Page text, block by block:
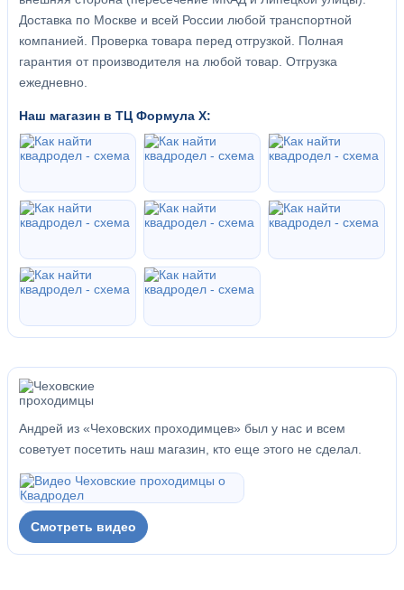
Доставка по Москве и всей России любой транспортной
компанией. Проверка товара перед отгрузкой. Полная
гарантия от производителя на любой товар. Отгрузка
ежедневно.
Наш магазин в ТЦ Формула Х:
Андрей из «Чеховских проходимцев» был у нас и всем
советует посетить наш магазин, кто еще этого не сделал.
Смотреть видео